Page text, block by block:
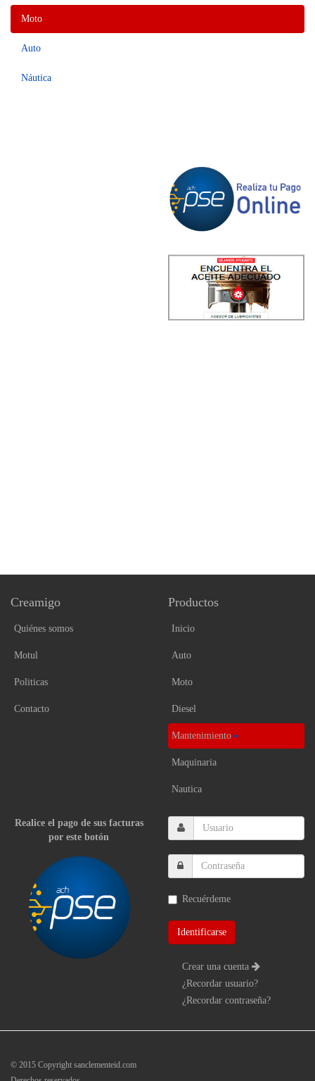
Moto
Auto
Náutica
Creamigo
Quiénes somos
Motul
Politicas
Contacto
Productos
Inicio
Auto
Moto
Diesel
Mantenimiento
Maquinaria
Nautica
Realice el pago de sus facturas
por este botón
Recuérdeme
Crear una cuenta
¿Recordar usuario?
¿Recordar contraseña?
© 2015 Copyright sanclementeid.com